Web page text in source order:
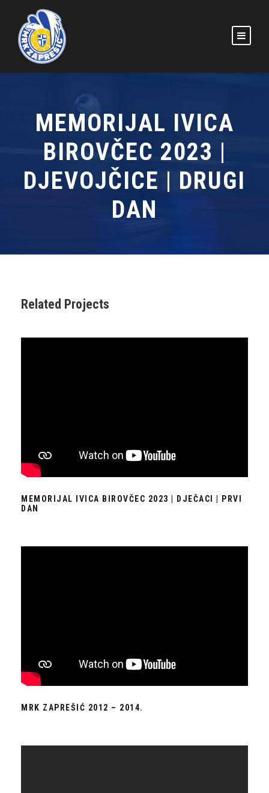
MEMORIJAL IVICA
BIROVČEC 2023 |
DJEVOJČICE | DRUGI
DAN
Related Projects
MEMORIJAL IVICA BIROVČEC 2023 | DJEČACI | PRVI
DAN
MRK ZAPREŠIĆ 2012 – 2014.